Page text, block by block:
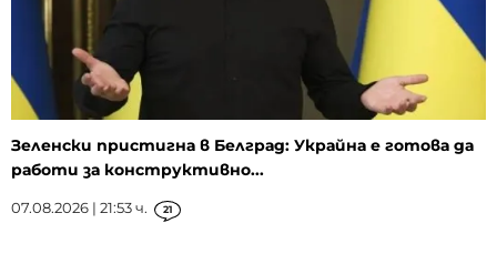
Зеленски пристигна в Белград: Украйна е готова да
работи за конструктивно...
07.08.2026 | 21:53 ч. 21